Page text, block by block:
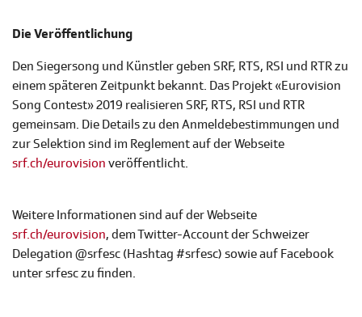
Die Veröffentlichung
Den Siegersong und Künstler geben SRF, RTS, RSI und RTR zu
einem späteren Zeitpunkt bekannt. Das Projekt «Eurovision
Song Contest» 2019 realisieren SRF, RTS, RSI und RTR
gemeinsam. Die Details zu den Anmeldebestimmungen und
zur Selektion sind im Reglement auf der Webseite
srf.ch/eurovision veröffentlicht.
Weitere Informationen sind auf der Webseite
srf.ch/eurovision, dem Twitter-Account der Schweizer
Delegation @srfesc (Hashtag #srfesc) sowie auf Facebook
unter srfesc zu finden.